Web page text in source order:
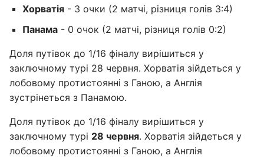
Хорватія - 3 очки (2 матчі, різниця голів 3:4)
Панама - 0 очок (2 матчі, різниця голів 0:2)
Доля путівок до 1/16 фіналу вирішиться у
заключному турі 28 червня. Хорватія зійдеться у
лобовому протистоянні з Ганою, а Англія
зустрінеться з Панамою.
Доля путівок до 1/16 фіналу вирішиться у
заключному турі 28 червня. Хорватія зійдеться у
лобовому протистоянні з Ганою, а Англія